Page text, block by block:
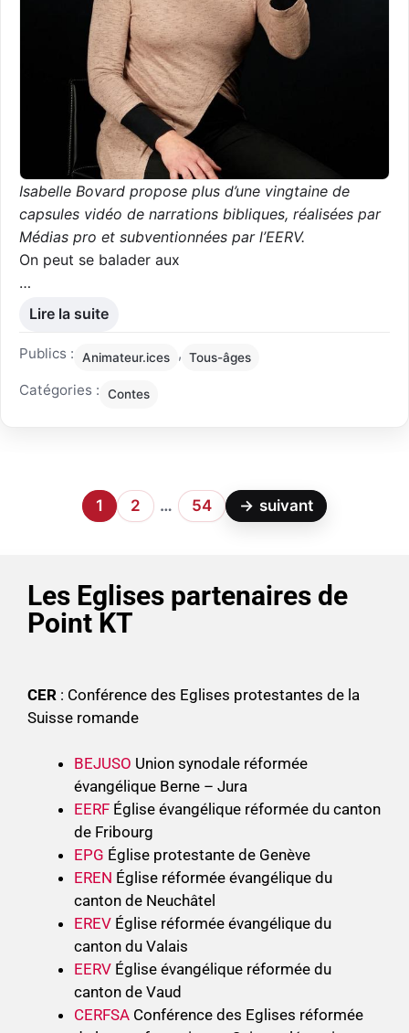
Isabelle Bovard propose plus d’une vingtaine de
capsules vidéo de narrations bibliques, réalisées par
Médias pro et subventionnées par l’EERV.
On peut se balader aux
…
Lire la suite
Publics : Animateur.ices , Tous-âges
Catégories : Contes
1 2 … 54 → suivant
Les Eglises partenaires de
Point KT
CER : Conférence des Eglises protestantes de la
Suisse romande
BEJUSO Union synodale réformée
évangélique Berne – Jura
EERF Église évangélique réformée du canton
de Fribourg
EPG Église protestante de Genève
EREN Église réformée évangélique du
canton de Neuchâtel
EREV Église réformée évangélique du
canton du Valais
EERV Église évangélique réformée du
canton de Vaud
CERFSA Conférence des Eglises réformée